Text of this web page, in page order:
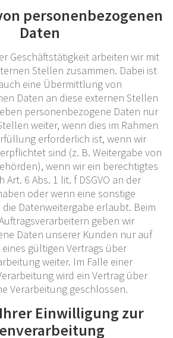
personenbezogenen
Daten
Geschäftstätigkeit arbeiten wir mit
Stellen zusammen. Dabei ist
eine Übermittlung von
Daten an diese externen Stellen
personenbezogene Daten nur
weiter, wenn dies im Rahmen
erforderlich ist, wenn wir
sind (z. B. Weitergabe von
wenn wir ein berechtigtes
Art. 6 Abs. 1 lit. f DSGVO an der
oder wenn eine sonstige
Datenweitergabe erlaubt. Beim
geben wir
Daten unserer Kunden nur auf
gültigen Vertrags über
weiter. Im Falle einer
wird ein Vertrag über
Verarbeitung geschlossen.
Einwilligung zur